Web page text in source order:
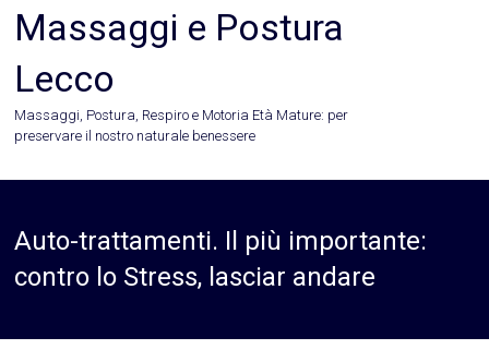
Massaggi e Postura
Lecco
Massaggi, Postura, Respiro e Motoria Età Mature: per
preservare il nostro naturale benessere
Auto-trattamenti. Il più importante:
contro lo Stress, lasciar andare